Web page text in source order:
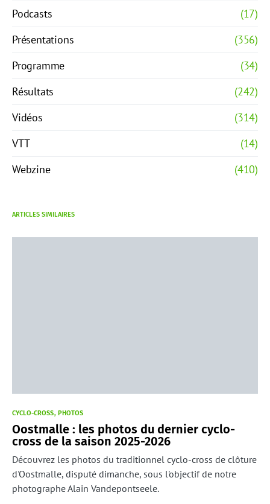
Podcasts
(17)
Présentations
(356)
Programme
(34)
Résultats
(242)
Vidéos
(314)
VTT
(14)
Webzine
(410)
ARTICLES SIMILAIRES
CYCLO-CROSS PHOTOS
Oostmalle : les photos du dernier cyclo-
cross de la saison 2025-2026
Découvrez les photos du traditionnel cyclo-cross de clôture
d'Oostmalle, disputé dimanche, sous l'objectif de notre
photographe Alain Vandepontseele.